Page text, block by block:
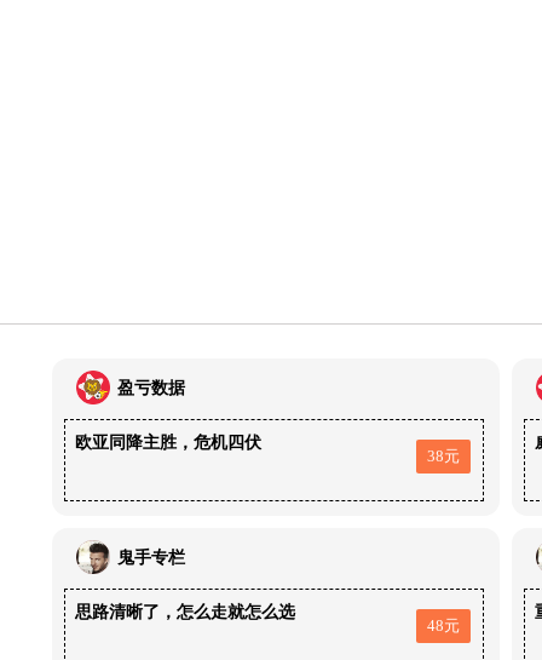
盈亏数据
欧亚同降主胜，危机四伏
38元
鬼手专栏
思路清晰了，怎么走就怎么选
48元